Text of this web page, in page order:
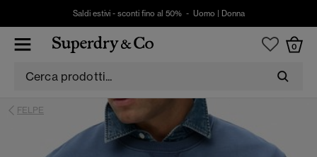
Saldi estivi - sconti fino al 50% - Uomo Donna
0
FELPE